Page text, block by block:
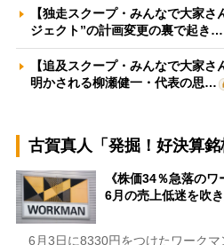
【独走スクープ・みんなで大家
ジェクト”の計画変更の裏で起き…
【追及スクープ・みんなで大家
明かされる柳瀬健一・代表の思…
古賀真人「発掘！好決算銘
《株価34％急落の
6月の売上低迷を吹
6月3日に8330円をつけたワークマ